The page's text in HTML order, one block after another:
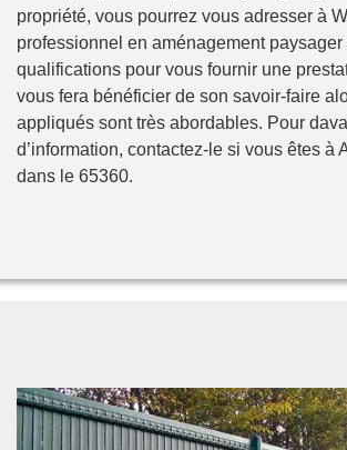
propriété, vous pourrez vous adresser à
professionnel en aménagement paysager
qualifications pour vous fournir une
vous fera bénéficier de son savoir-faire
appliqués sont très abordables. Pour
d’information, contactez-le si vous êtes à
dans le 65360.